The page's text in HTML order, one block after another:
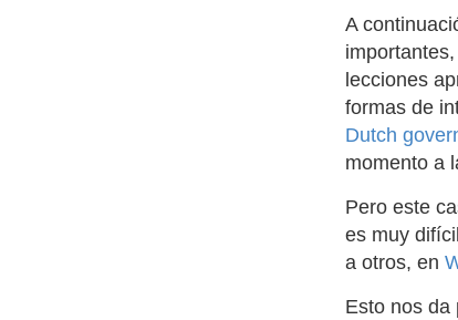
A
importantes,
lecciones
formas de
Dutch
momento a
Pero este
es muy
a otros, en
Esto nos da